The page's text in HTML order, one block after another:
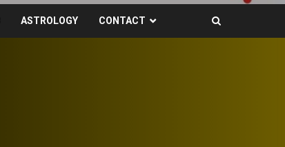
ASTROLOGY CONTACT